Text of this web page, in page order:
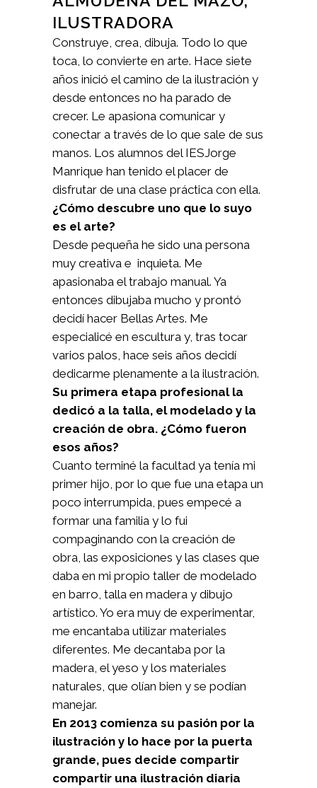
ILUSTRADORA
Construye, crea, dibuja. Todo lo que
toca, lo convierte en arte. Hace siete
años inició el camino de la ilustración y
desde entonces no ha parado de
crecer. Le apasiona comunicar y
conectar a través de lo que sale de sus
manos. Los alumnos del IESJorge
Manrique han tenido el placer de
disfrutar de una clase práctica con ella.
¿Cómo descubre uno que lo suyo
es el arte?
Desde pequeña he sido una persona
muy creativa e inquieta. Me
apasionaba el trabajo manual. Ya
entonces dibujaba mucho y prontó
decidí hacer Bellas Artes. Me
especialicé en escultura y, tras tocar
varios palos, hace seis años decidí
dedicarme plenamente a la ilustración.
Su primera etapa profesional la
dedicó a la talla, el modelado y la
creación de obra. ¿Cómo fueron
esos años?
Cuanto terminé la facultad ya tenía mi
primer hijo, por lo que fue una etapa un
poco interrumpida, pues empecé a
formar una familia y lo fui
compaginando con la creación de
obra, las exposiciones y las clases que
daba en mi propio taller de modelado
en barro, talla en madera y dibujo
artístico. Yo era muy de experimentar,
me encantaba utilizar materiales
diferentes. Me decantaba por la
madera, el yeso y los materiales
naturales, que olían bien y se podían
manejar.
En 2013 comienza su pasión por la
ilustración y lo hace por la puerta
grande, pues decide compartir
compartir una ilustración diaria